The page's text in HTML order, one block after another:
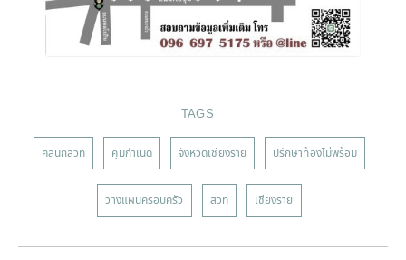
TAGS
คลินิกสวท คุมกำเนิด จังหวัดเชียงราย ปรึกษาท้องไม่พร้อม
วางแผนครอบครัว สวท เชียงราย